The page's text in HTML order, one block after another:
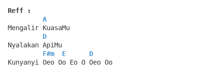
Reff :
A
Mengalir KuasaMu
D
Nyalakan ApiMu
F#m
E
D
Kunyanyi Oeo Oo Eo O Oeo Oo